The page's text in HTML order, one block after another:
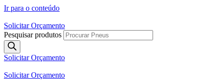
Ir para o conteúdo
Solicitar Orçamento
Pesquisar produtos
Solicitar Orçamento
Solicitar Orçamento